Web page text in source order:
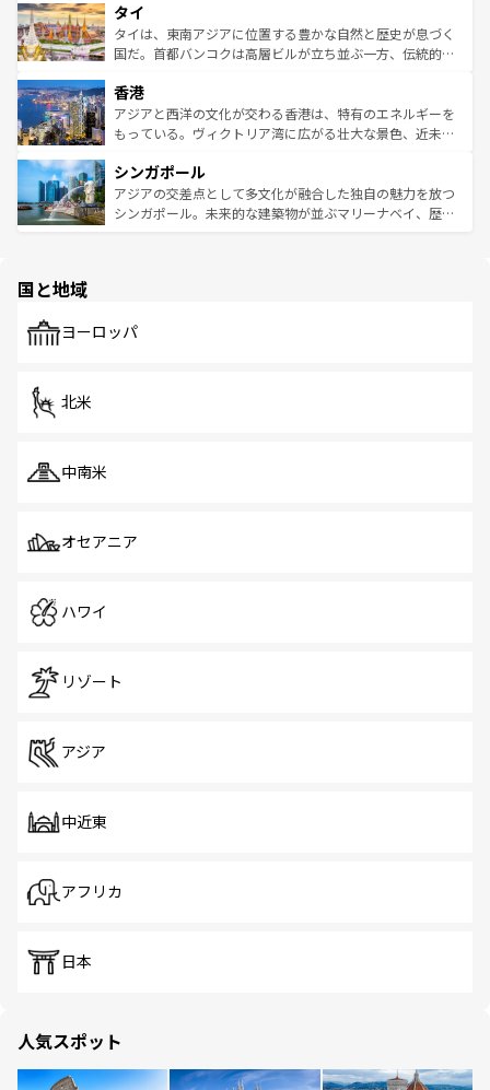
リティに包まれながら、韓国の多彩な魅力を心ゆくまで味
わってみてほしい。 なお、新着の韓国情報はコンテンツ一
覧を参照してほしい。
急速な発展と共に伝統が息づく。ハノイの古い町並みやホ
ーチミン市のフランス統治時代の建物も、独特の雰囲気を
醸し出している。また、バラエティの豊かさとおいしさで
とつ。フォーやバインミー、ベトナムコーヒーなどは、ぜ
ひ現地で味わいたい。どの地域を訪れてもあたたかい人々
が旅行者を迎えてくれるので、きっと忘れられない旅にな
参照してほしい。
タイ
タイは、東南アジアに位置する豊かな自然と歴史が息づく
国だ。首都バンコクは高層ビルが立ち並ぶ一方、伝統的な
の活気が交差している。北部ではチェンマイなどの山岳地
帯で自然と触れ合い、南部ではプーケットやクラビの美し
いビーチでリゾート気分を楽しむことができる。タイ料理
激する。気候は一年中温暖で、どの季節にも異なる楽しみ
が待っている。親しみやすいタイの人々、仏教を中心とし
た文化、そして多様な観光資源が、訪れる旅人を魅了し続
香港
アジアと西洋の文化が交わる香港は、特有のエネルギーを
もっている。ヴィクトリア湾に広がる壮大な景色、近未来
み、どこを訪れても感動するはず。観光スポットが密集し
ており、効率よく見どころを回れるのも魅力。息をのむよ
うな絶景から文化的な体験まで、香港を存分に楽しみ尽く
シンガポール
アジアの交差点として多文化が融合した独自の魅力を放つ
シンガポール。未来的な建築物が並ぶマリーナベイ、歴史
で、ホーカーズは地元の風情を楽しめる外せないスポット
国と地域
ヨーロッパ
北米
中南米
オセアニア
ハワイ
リゾート
アジア
中近東
アフリカ
日本
人気スポット